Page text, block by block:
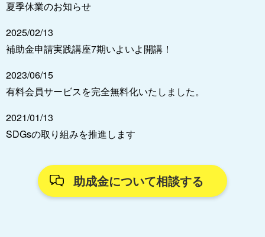
夏季休業のお知らせ
2025/02/13
補助金申請実践講座7期いよいよ開講！
2023/06/15
有料会員サービスを完全無料化いたしました。
2021/01/13
SDGsの取り組みを推進します
助成金について相談する